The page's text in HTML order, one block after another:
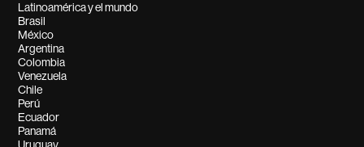
Latinoamérica y el mundo
Brasil
México
Argentina
Colombia
Venezuela
Chile
Perú
Ecuador
Panamá